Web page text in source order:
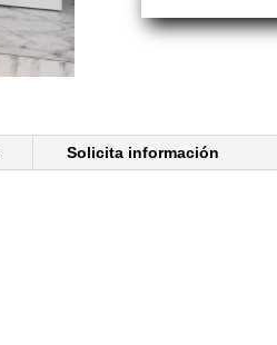
Solicita información